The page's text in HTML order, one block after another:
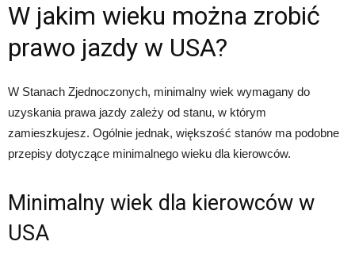
W jakim wieku można zrobić
prawo jazdy w USA?
W Stanach Zjednoczonych, minimalny wiek wymagany do
uzyskania prawa jazdy zależy od stanu, w którym
zamieszkujesz. Ogólnie jednak, większość stanów ma podobne
przepisy dotyczące minimalnego wieku dla kierowców.
Minimalny wiek dla kierowców w
USA